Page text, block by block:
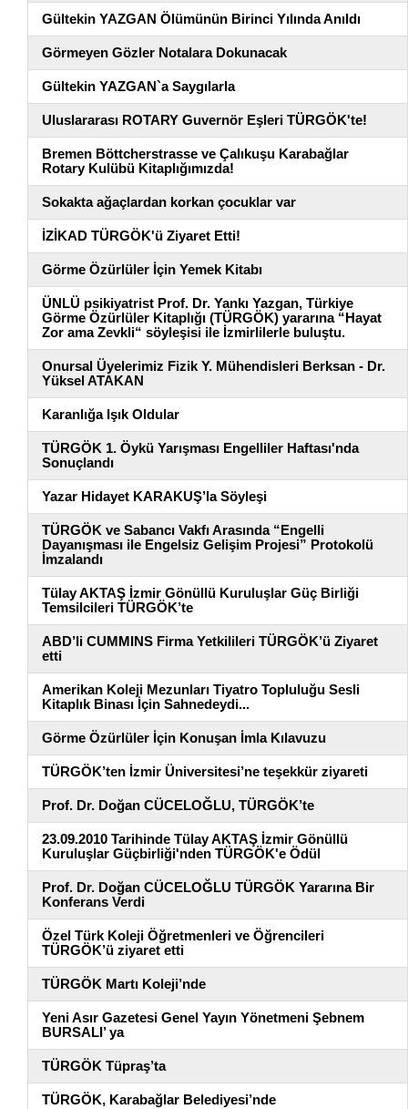
Gültekin YAZGAN Ölümünün Birinci Yılında Anıldı
Görmeyen Gözler Notalara Dokunacak
Gültekin YAZGAN`a Saygılarla
Uluslararası ROTARY Guvernör Eşleri TÜRGÖK'te!
Bremen Böttcherstrasse ve Çalıkuşu Karabağlar
Rotary Kulübü Kitaplığımızda!
Sokakta ağaçlardan korkan çocuklar var
İZİKAD TÜRGÖK'ü Ziyaret Etti!
Görme Özürlüler İçin Yemek Kitabı
ÜNLÜ psikiyatrist Prof. Dr. Yankı Yazgan, Türkiye
Görme Özürlüler Kitaplığı (TÜRGÖK) yararına “Hayat
Zor ama Zevkli“ söyleşisi ile İzmirlilerle buluştu.
Onursal Üyelerimiz Fizik Y. Mühendisleri Berksan - Dr.
Yüksel ATAKAN
Karanlığa Işık Oldular
TÜRGÖK 1. Öykü Yarışması Engelliler Haftası'nda
Sonuçlandı
Yazar Hidayet KARAKUŞ’la Söyleşi
TÜRGÖK ve Sabancı Vakfı Arasında “Engelli
Dayanışması ile Engelsiz Gelişim Projesi” Protokolü
İmzalandı
Tülay AKTAŞ İzmir Gönüllü Kuruluşlar Güç Birliği
Temsilcileri TÜRGÖK’te
ABD’li CUMMINS Firma Yetkilileri TÜRGÖK’ü Ziyaret
etti
Amerikan Koleji Mezunları Tiyatro Topluluğu Sesli
Kitaplık Binası İçin Sahnedeydi...
Görme Özürlüler İçin Konuşan İmla Kılavuzu
TÜRGÖK’ten İzmir Üniversitesi’ne teşekkür ziyareti
Prof. Dr. Doğan CÜCELOĞLU, TÜRGÖK’te
23.09.2010 Tarihinde Tülay AKTAŞ İzmir Gönüllü
Kuruluşlar Güçbirliği'nden TÜRGÖK'e Ödül
Prof. Dr. Doğan CÜCELOĞLU TÜRGÖK Yararına Bir
Konferans Verdi
Özel Türk Koleji Öğretmenleri ve Öğrencileri
TÜRGÖK’ü ziyaret etti
TÜRGÖK Martı Koleji’nde
Yeni Asır Gazetesi Genel Yayın Yönetmeni Şebnem
BURSALI’ ya
TÜRGÖK Tüpraş’ta
TÜRGÖK, Karabağlar Belediyesi’nde